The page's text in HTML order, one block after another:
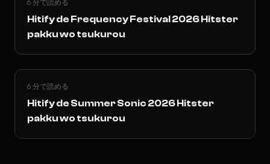
6 分で読める
Hitify de Frequency Festival 2026 Hitster
pakku wo tsukurou
6 分で読める
Hitify de Summer Sonic 2026 Hitster
pakku wo tsukurou